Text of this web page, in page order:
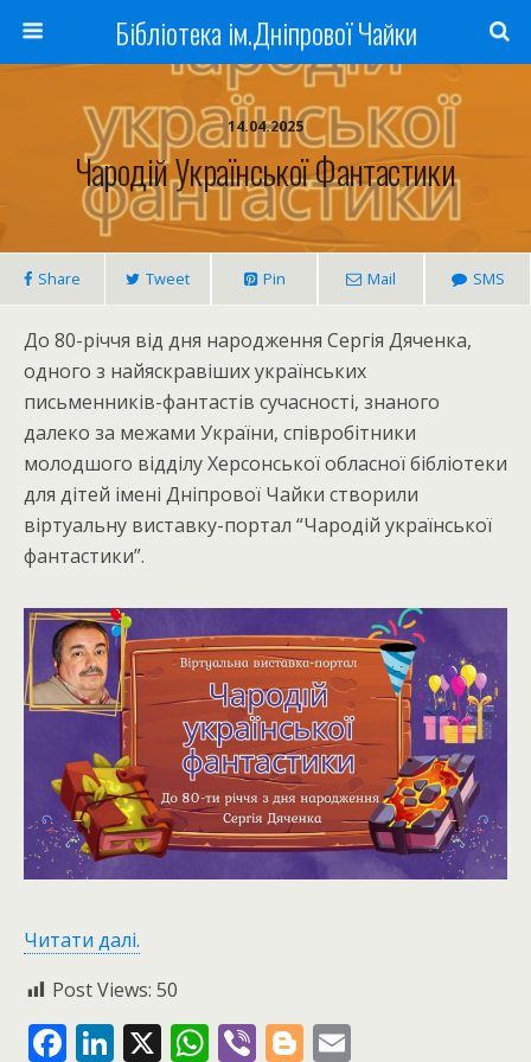
Бібліотека ім.Дніпрової Чайки
14.04.2025
Чародій Української Фантастики
Share Tweet Pin Mail SMS
До 80-річчя від дня народження Сергія Дяченка,
одного з найяскравіших українських
письменників-фантастів сучасності, знаного
далеко за межами України, співробітники
молодшого відділу Херсонської обласної бібліотеки
для дітей імені Дніпрової Чайки створили
віртуальну виставку-портал “Чародій української
фантастики”.
Читати далі.
Post Views: 50
F Li X W Vi Bl